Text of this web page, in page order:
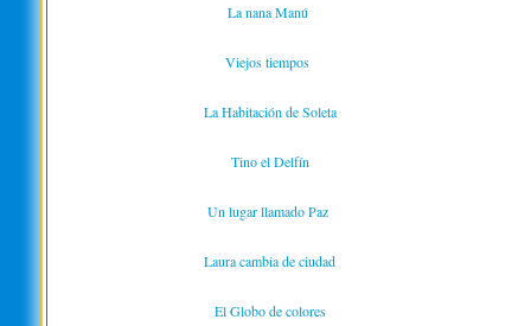
La nana Manú
Viejos tiempos
La Habitación de Soleta
Tino el Delfín
Un lugar llamado Paz
Laura cambia de ciudad
El Globo de colores